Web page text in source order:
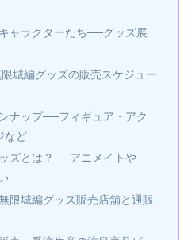
ャラクターたち──グッズ展
城編グッズの販売スケジュー
ナップ──フィギュア・アク
など
ズとは？──アニメイトや
限城編グッズ販売店舗と通販